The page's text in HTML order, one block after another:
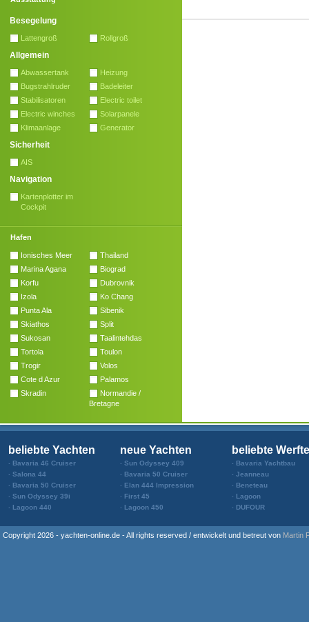
Besegelung
Lattengroß Rollgroß
Allgemein
Abwassertank
Heizung
Bugstrahlruder
Badeleiter
Stabilisatoren
Electric toilet
Electric winches
Solarpanele
Klimaanlage
Generator
Sicherheit
AIS
Navigation
Kartenplotter im
Cockpit
Hafen
Ionisches Meer
Thailand
Marina Agana
Biograd
Korfu
Dubrovnik
Izola
Ko Chang
Punta Ala
Sibenik
Skiathos
Split
Sukosan
Taalintehdas
Tortola
Toulon
Trogir
Volos
Cote d Azur
Palamos
Skradin
Normandie /
Bretagne
beliebte Yachten
Bavaria 46 Cruiser
Salona 44
Bavaria 50 Cruiser
Sun Odyssey 39i
Lagoon 440
neue Yachten
Sun Odyssey 409
Bavaria 50 Cruiser
Elan 444 Impression
First 45
Lagoon 450
beliebte
Bavaria Yachtbau
Jeanneau
Beneteau
Lagoon
DUFOUR
Copyright 2026 - yachten-online.de - All rights reserved / entwickelt und betreut von Martin